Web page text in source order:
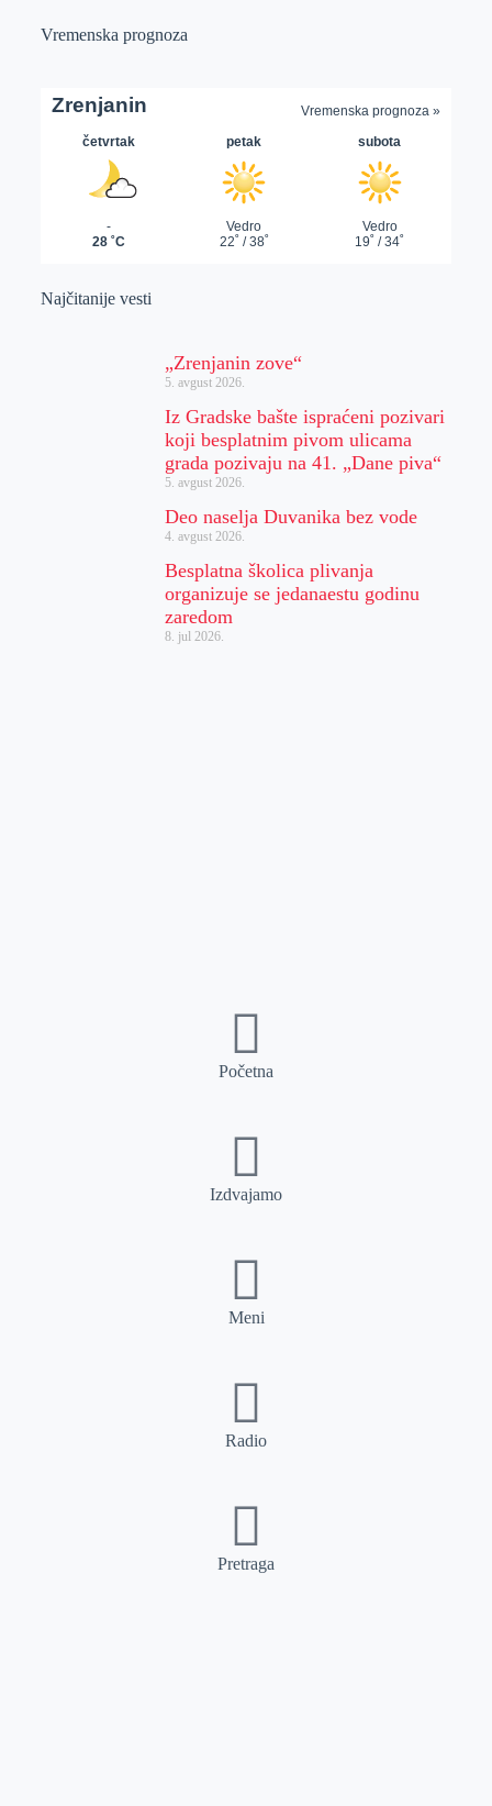
Vremenska prognoza
Najčitanije vesti
„Zrenjanin zove“
5. avgust 2026.
Iz Gradske bašte ispraćeni pozivari
koji besplatnim pivom ulicama
grada pozivaju na 41. „Dane piva“
5. avgust 2026.
Deo naselja Duvanika bez vode
4. avgust 2026.
Besplatna školica plivanja
organizuje se jedanaestu godinu
zaredom
8. jul 2026.
Početna
Izdvajamo
Meni
Radio
Pretraga